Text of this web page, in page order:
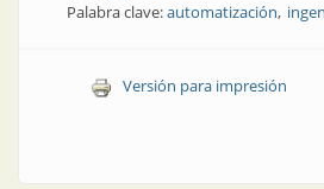
Palabra clave:automatización
Versión para impresión